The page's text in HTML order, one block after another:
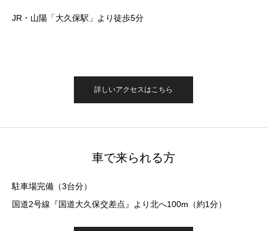
JR・山陽「大久保駅」より徒歩5分
詳しいアクセスはこちら
車で来られる方
駐車場完備（3台分）
国道2号線『国道大久保交差点』より北へ100m（約1分）